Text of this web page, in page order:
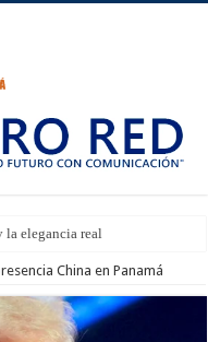
elegancia real
China en Panamá